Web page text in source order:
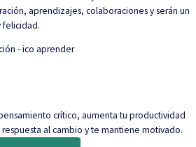
aprendizajes, colaboraciones y serán un
felicidad.
crítico, aumenta tu productividad
al cambio y te mantiene motivado.